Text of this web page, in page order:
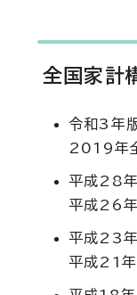
全国家計
令和3年
2019年
平成28
平成26
平成23
平成21